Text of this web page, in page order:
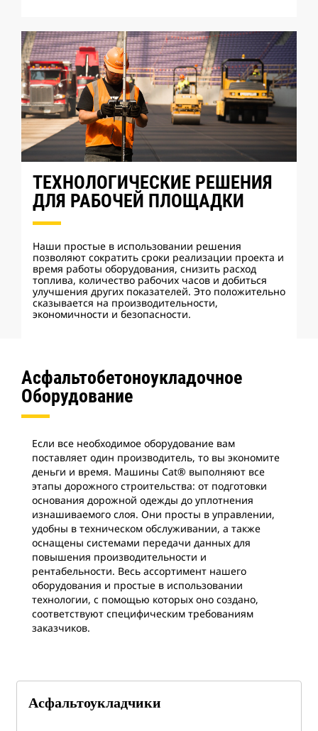
ТЕХНОЛОГИЧЕСКИЕ РЕШЕНИЯ
ДЛЯ РАБОЧЕЙ ПЛОЩАДКИ
Наши простые в использовании решения
позволяют сократить сроки реализации проекта и
время работы оборудования, снизить расход
топлива, количество рабочих часов и добиться
улучшения других показателей. Это положительно
сказывается на производительности,
экономичности и безопасности.
Асфальтобетоноукладочное
Оборудование
Если все необходимое оборудование вам
поставляет один производитель, то вы экономите
деньги и время. Машины Cat® выполняют все
этапы дорожного строительства: от подготовки
основания дорожной одежды до уплотнения
изнашиваемого слоя. Они просты в управлении,
удобны в техническом обслуживании, а также
оснащены системами передачи данных для
повышения производительности и
рентабельности. Весь ассортимент нашего
оборудования и простые в использовании
технологии, с помощью которых оно создано,
соответствуют специфическим требованиям
заказчиков.
Асфальтоукладчики